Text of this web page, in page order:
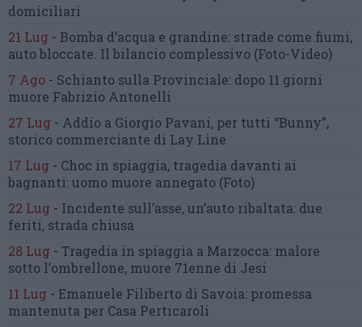
domiciliari
21 Lug - Bomba d’acqua e grandine: strade come fiumi,
auto bloccate. Il bilancio complessivo (Foto-Video)
7 Ago - Schianto sulla Provinciale: dopo 11 giorni
muore Fabrizio Antonelli
27 Lug - Addio a Giorgio Pavani, per tutti “Bunny”,
storico commerciante di Lay Line
17 Lug - Choc in spiaggia, tragedia davanti ai
bagnanti:uomo muore annegato (Foto)
22 Lug - Incidente sull’asse, un’auto ribaltata: due
feriti, strada chiusa
28 Lug - Tragedia in spiaggia a Marzocca: malore
sotto l’ombrellone, muore 71enne di Jesi
11 Lug - Emanuele Filiberto di Savoia: promessa
mantenuta per Casa Perticaroli